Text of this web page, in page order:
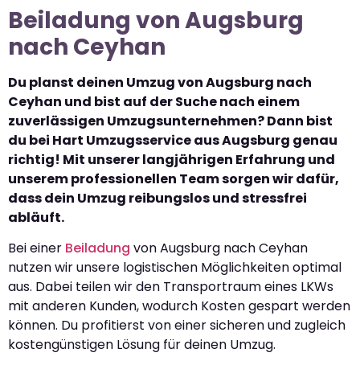
Beiladung von Augsburg
nach Ceyhan
Du planst deinen Umzug von Augsburg nach
Ceyhan und bist auf der Suche nach einem
zuverlässigen Umzugsunternehmen? Dann bist
du bei Hart Umzugsservice aus Augsburg genau
richtig! Mit unserer langjährigen Erfahrung und
unserem professionellen Team sorgen wir dafür,
dass dein Umzug reibungslos und stressfrei
abläuft.
Bei einer Beiladung von Augsburg nach Ceyhan
nutzen wir unsere logistischen Möglichkeiten optimal
aus. Dabei teilen wir den Transportraum eines LKWs
mit anderen Kunden, wodurch Kosten gespart werden
können. Du profitierst von einer sicheren und zugleich
kostengünstigen Lösung für deinen Umzug.